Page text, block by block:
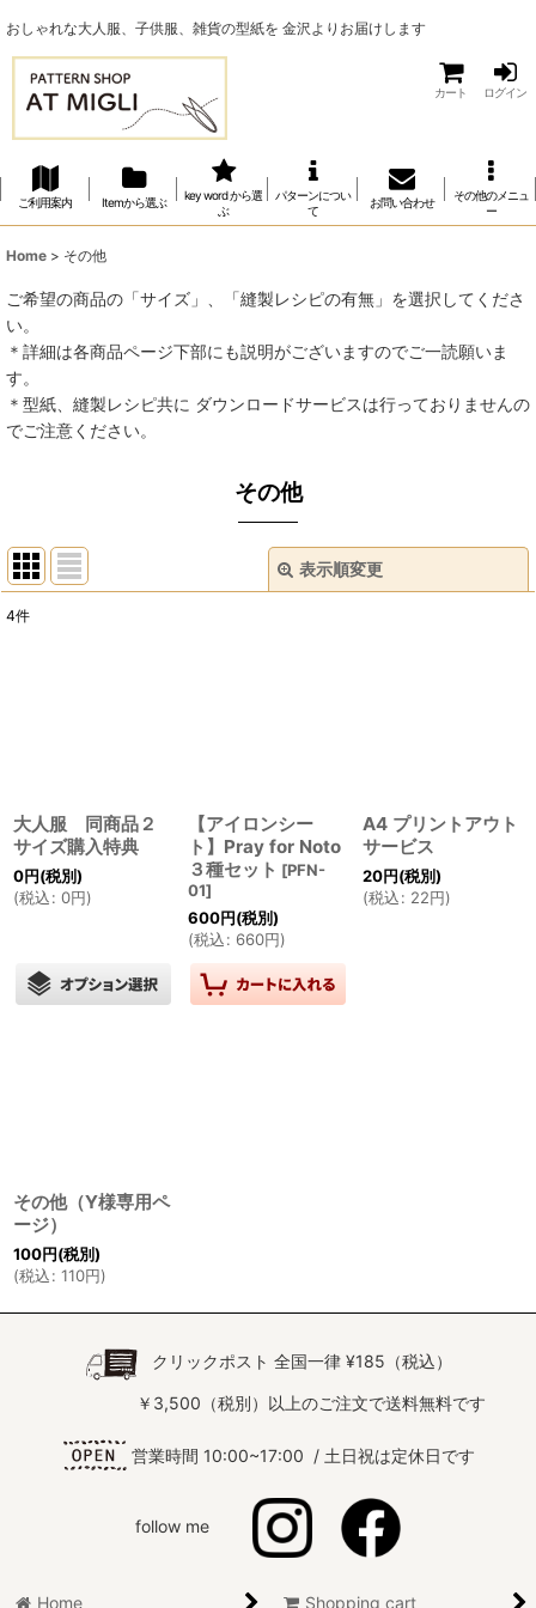
おしゃれな大人服、子供服、雑貨の型紙を 金沢よりお届けします
カート ログイン
ご利用案内 Itemから選ぶ
key word から選
ぶ
パターンについ
て
お問い合わせ
その他のメニュ
ー
Home > その他
ご希望の商品の「サイズ」、「縫製レシピの有無」を選択してくださ
い。
＊詳細は各商品ページ下部にも説明がございますのでご一読願いま
す。
＊型紙、縫製レシピ共に ダウンロードサービスは行っておりませんの
でご注意ください。
その他
表示順変更
4件
大人服 同商品２
サイズ購入特典
0円(税別)
(税込: 0円)
【アイロンシー
ト】Pray for Noto
３種セット [PFN-
01]
600円(税別)
(税込: 660円)
A4 プリントアウト
サービス
20円(税別)
(税込: 22円)
その他（Y様専用ペ
ージ）
100円(税別)
(税込: 110円)
クリックポスト 全国一律 ¥185（税込）
￥3,500（税別）以上のご注文で送料無料です
営業時間 10:00~17:00 / 土日祝は定休日です
follow me
Home Shopping cart